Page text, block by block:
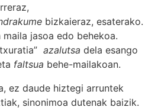
bizkaieraz, esaterako.
jasoa edo behekoa.
azalutsa dela esango
faltsua behe-mailakoan.
ez daude hiztegi arruntek
sinonimoa dutenak baizik.